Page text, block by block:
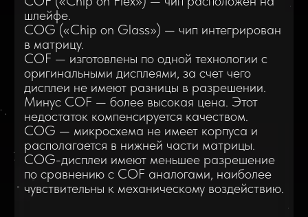
Дисплеи по технологии Soft/Hard
OLED
Отличие Hard OLED от Soft OLED. При
производстве Hard OLED используется
жесткая подложка которая сделана из
стекла, жесткие матрицы более хрупкие к
механическим повреждениям в отличии от
Soft OLED, где используется мягкая (гибкая
подложка). Однако цена Hard OLED GX
приблизительно в два раза ниже Soft OLED
и по качеству и цветопередача не уступает
второму.
Soft OLED матрицы более устойчивы к
механическим повреждениям, если
разбивается стекло, шансы на то, что
дисплей сохранит работоспособность выше,
однако Soft OLED более подвержены